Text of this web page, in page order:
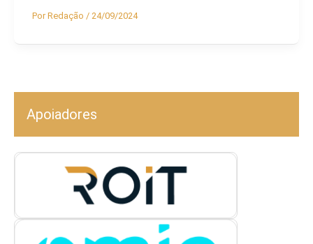
PorRedação / 24/09/2024
Apoiadores